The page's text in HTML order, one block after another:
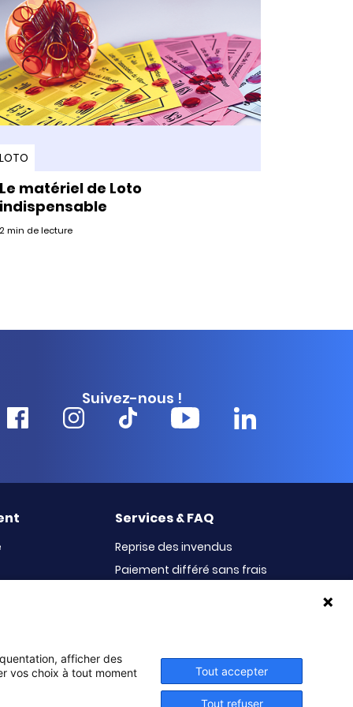
LOTO
Le matériel de Loto
indispensable
2 min de lecture
Suivez-nous !
Services & FAQ
Reprise des invendus
Paiement différé sans frais
Conditions générales
de vente et de services
afficher des
vos choix à tout moment
Tout accepter
Tout refuser